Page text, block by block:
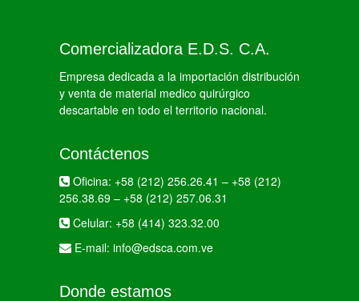
Comercializadora E.D.S. C.A.
Empresa dedicada a la importación distribución
y venta de material medico quirúrgico
descartable en todo el territorio nacional.
Contáctenos
Oficina: +58 (212) 256.26.41 – +58 (212)
256.38.69 – +58 (212) 257.06.31
Celular: +58 (414) 323.32.00
E-mail: info@edsca.com.ve
Donde estamos